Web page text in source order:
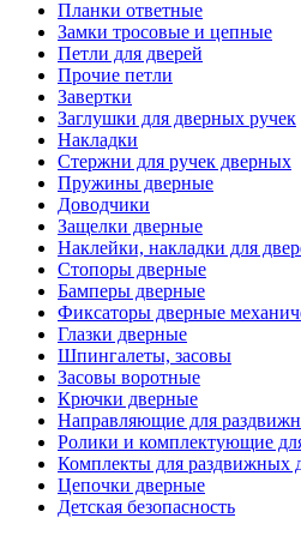
Планки ответные
Замки тросовые и цепные
Петли для дверей
Прочие петли
Завертки
Заглушки для дверных ручек
Накладки
Стержни для ручек дверных
Пружины дверные
Доводчики
Защелки дверные
Наклейки, накладки для
Стопоры дверные
Бамперы дверные
Фиксаторы дверные
Глазки дверные
Шпингалеты, засовы
Засовы воротные
Крючки дверные
Направляющие для
Ролики и комплектующие
Комплекты для раздвижных
Цепочки дверные
Детская безопасность